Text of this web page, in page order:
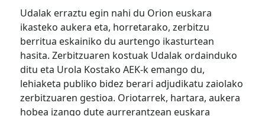
Udalak erraztu egin nahi du Orion euskara
ikasteko aukera eta, horretarako, zerbitzu
berritua eskainiko du aurtengo ikasturtean
hasita. Zerbitzuaren kostuak Udalak ordainduko
ditu eta Urola Kostako AEK-k emango du,
lehiaketa publiko bidez berari adjudikatu zaiolako
zerbitzuaren gestioa. Oriotarrek, hartara, aukera
hobea izango dute aurrerantzean euskara